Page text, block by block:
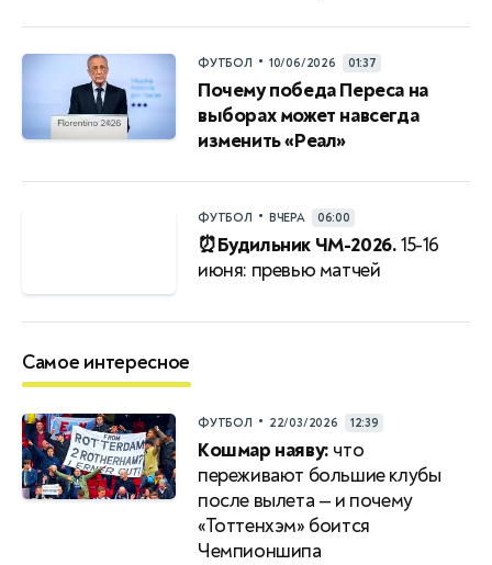
ФУТБОЛ • 10/06/2026 01:37
Почему победа Переса на
выборах может навсегда
изменить «Реал»
ФУТБОЛ • ВЧЕРА 06:00
⏰Будильник ЧМ-2026.15-16
июня: превью матчей
Самое интересное
ФУТБОЛ • 22/03/2026 12:39
Кошмар наяву: что
переживают большие клубы
после вылета — и почему
«Тоттенхэм» боится
Чемпионшипа